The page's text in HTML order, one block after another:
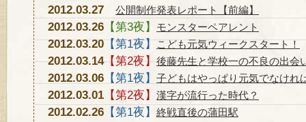
2012.03.27 公開制作発表レポート【前編】
2012.03.26 【第3夜】 モンスターペアレント
2012.03.20【第1夜】こども元気ウィークスタート！
2012.03.14【第2夜】後藤先生と学校一の不良の出会
2012.03.06 【第1夜】 子どもはやっぱり元気でなけれ
2012.03.01 【第2夜】 漢字が流行った時代？
2012.02.26 【第1夜】 終戦直後の蒲田駅